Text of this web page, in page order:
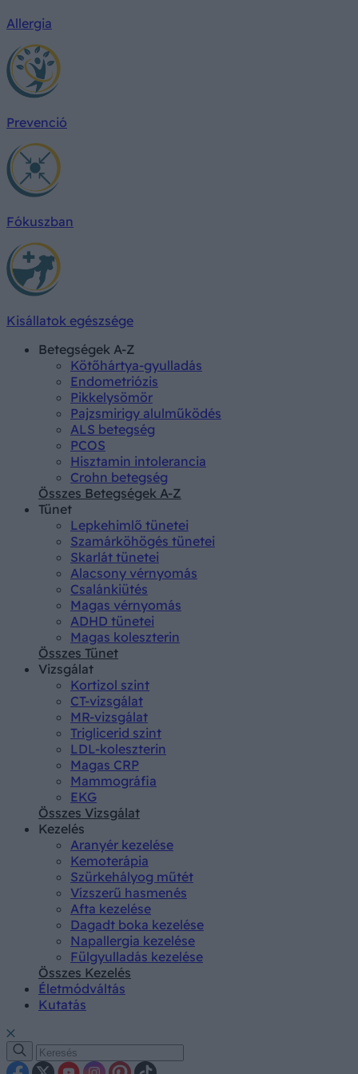
Allergia
Prevenció
Fókuszban
Kisállatok egészsége
Betegségek A-Z
Kötőhártya-gyulladás
Endometriózis
Pikkelysömör
Pajzsmirigy alulműködés
ALS betegség
PCOS
Hisztamin intolerancia
Crohn betegség
Összes Betegségek A-Z
Tünet
Lepkehimlő tünetei
Szamárköhögés tünetei
Skarlát tünetei
Alacsony vérnyomás
Csalánkiütés
Magas vérnyomás
ADHD tünetei
Magas koleszterin
Összes Tünet
Vizsgálat
Kortizol szint
CT-vizsgálat
MR-vizsgálat
Triglicerid szint
LDL-koleszterin
Magas CRP
Mammográfia
EKG
Összes Vizsgálat
Kezelés
Aranyér kezelése
Kemoterápia
Szürkehályog műtét
Vízszerű hasmenés
Afta kezelése
Dagadt boka kezelése
Napallergia kezelése
Fülgyulladás kezelése
Összes Kezelés
Életmódváltás
Kutatás